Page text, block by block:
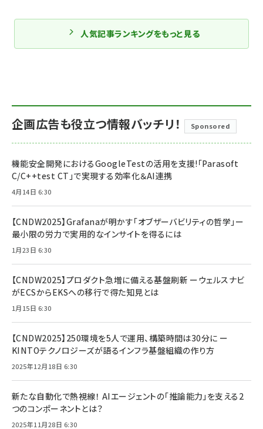
人気記事ランキングをもっと見る
企画広告も役立つ情報バッチリ！ Sponsored
機能安全開発におけるGoogleTestの活用を支援!「Parasoft
C/C++test CT」で実現する効率化＆AI連携
4月14日 6:30
【CNDW2025】Grafanaが明かす「オブザーバビリティの哲学」ー
最小限の労力で実用的なインサイトを得るには
1月23日 6:30
【CNDW2025】プロダクト急増に備える基盤刷新 ーウェルスナビ
がECSからEKSへの移行で得た知見とは
1月15日 6:30
【CNDW2025】250環境を5人で運用、構築時間は30分に ー
KINTOテクノロジーズが語るインフラ基盤組織の作り方
2025年12月18日 6:30
新たな自動化で熱視線！ AIエージェントの「推論能力」を支える2
つのコンポーネントとは？
2025年11月28日 6:30